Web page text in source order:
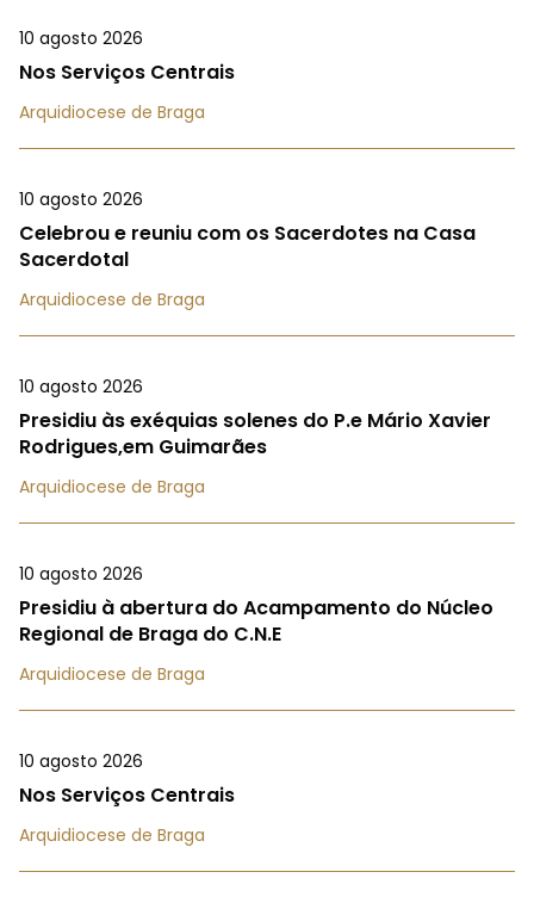
10 agosto 2026
Nos Serviços Centrais
Arquidiocese de Braga
10 agosto 2026
Celebrou e reuniu com os Sacerdotes na Casa
Sacerdotal
Arquidiocese de Braga
10 agosto 2026
Presidiu às exéquias solenes do P.e Mário Xavier
Rodrigues,em Guimarães
Arquidiocese de Braga
10 agosto 2026
Presidiu à abertura do Acampamento do Núcleo
Regional de Braga do C.N.E
Arquidiocese de Braga
10 agosto 2026
Nos Serviços Centrais
Arquidiocese de Braga